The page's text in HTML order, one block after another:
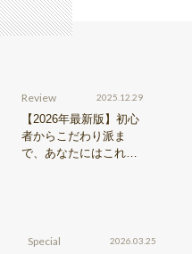
Review 2025.12.29
【2026年最新版】初心
者からこだわり派ま
で、あなたにはこれが
Special 2026.03.25